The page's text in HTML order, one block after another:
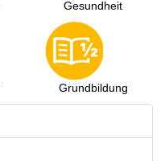
Gesundheit
Grundbildung